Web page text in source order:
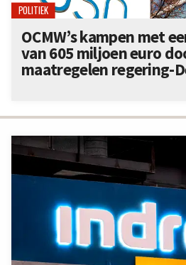
POLITIEK
OCMW’s kampen met
van 605 miljoen euro
maatregelen regering-